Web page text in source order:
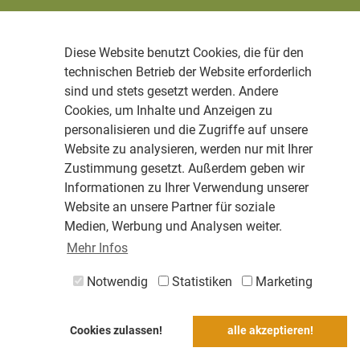
Diese Website benutzt Cookies, die für den
technischen Betrieb der Website erforderlich
sind und stets gesetzt werden. Andere
Cookies, um Inhalte und Anzeigen zu
personalisieren und die Zugriffe auf unsere
Website zu analysieren, werden nur mit Ihrer
Zustimmung gesetzt. Außerdem geben wir
Informationen zu Ihrer Verwendung unserer
Website an unsere Partner für soziale
Medien, Werbung und Analysen weiter.
Mehr Infos
Notwendig Statistiken Marketing
Cookies zulassen! alle akzeptieren!